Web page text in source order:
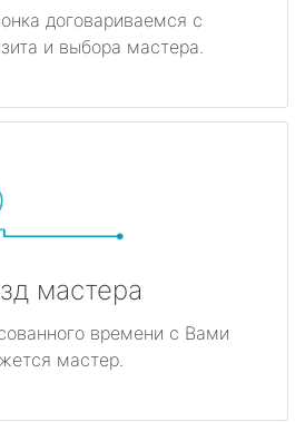
договариваемся с
и выбора мастера.
мастера
времени с Вами
мастер.